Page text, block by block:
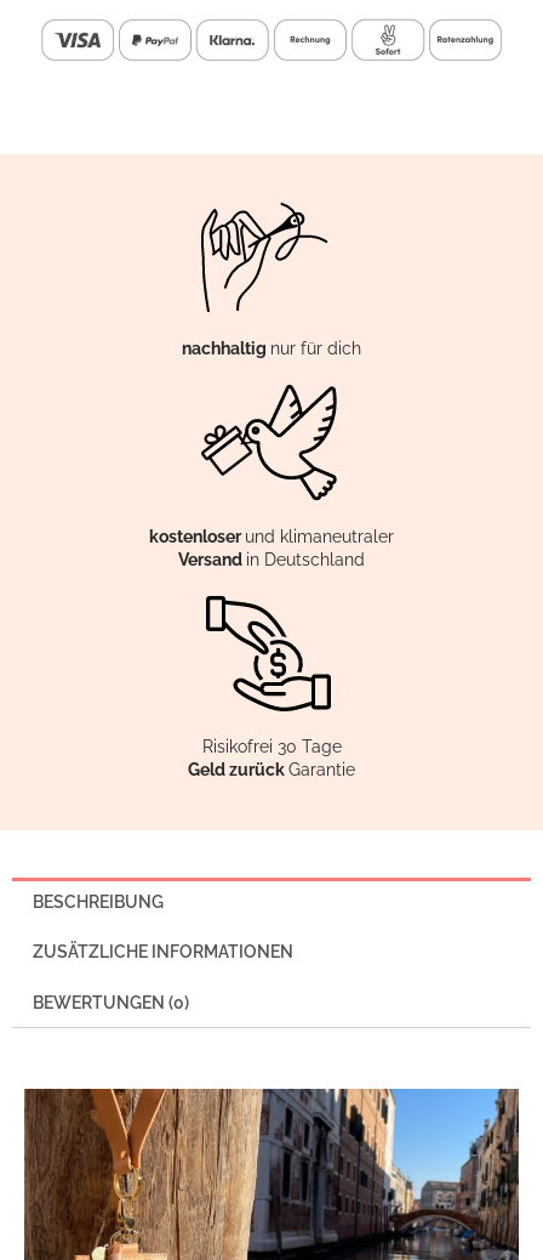
nachhaltig nur für dich
kostenloserund klimaneutraler
Versand in Deutschland
Risikofrei 30 Tage
Geld zurückGarantie
BESCHREIBUNG
ZUSÄTZLICHE INFORMATIONEN
BEWERTUNGEN (0)